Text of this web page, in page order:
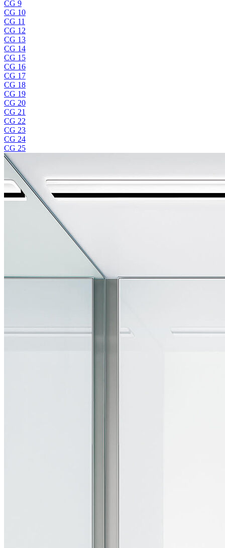
CG 9
CG 10
CG 11
CG 12
CG 13
CG 14
CG 15
CG 16
CG 17
CG 18
CG 19
CG 20
CG 21
CG 22
CG 23
CG 24
CG 25